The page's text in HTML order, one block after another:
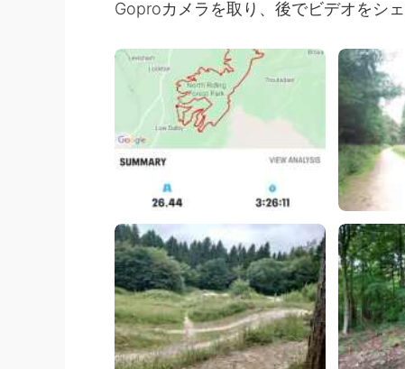
Goproカメラを取り、後でビデオをシェ